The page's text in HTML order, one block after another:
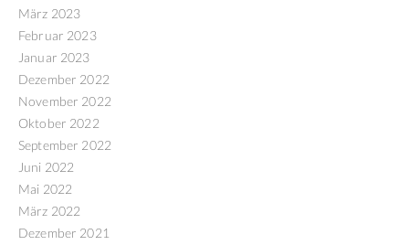
März 2023
Februar 2023
Januar 2023
Dezember 2022
November 2022
Oktober 2022
September 2022
Juni 2022
Mai 2022
März 2022
Dezember 2021